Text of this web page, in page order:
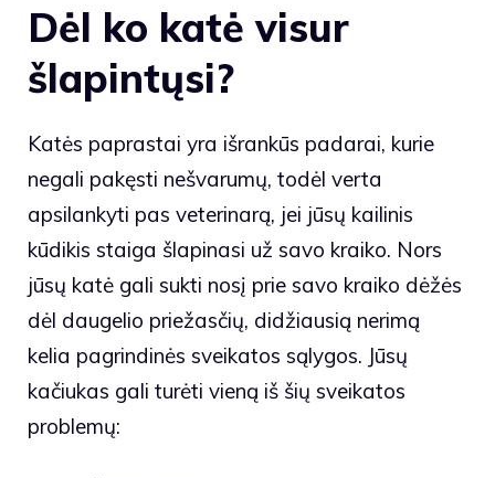
Dėl ko katė visur
šlapintųsi?
Katės paprastai yra išrankūs padarai, kurie
negali pakęsti nešvarumų, todėl verta
apsilankyti pas veterinarą, jei jūsų kailinis
kūdikis staiga šlapinasi už savo kraiko. Nors
jūsų katė gali sukti nosį prie savo kraiko dėžės
dėl daugelio priežasčių, didžiausią nerimą
kelia pagrindinės sveikatos sąlygos. Jūsų
kačiukas gali turėti vieną iš šių sveikatos
problemų: